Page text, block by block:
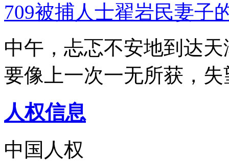
709被捕人士翟岩民妻子
中午，忐忑不安地到达
要像上一次一无所获，
人权信息
中国人权